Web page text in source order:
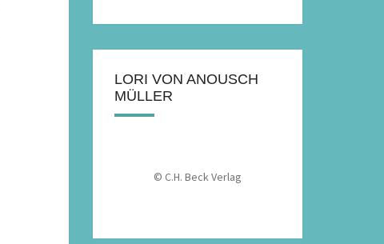
LORI VON ANOUSCH
MÜLLER
© C.H. Beck Verlag